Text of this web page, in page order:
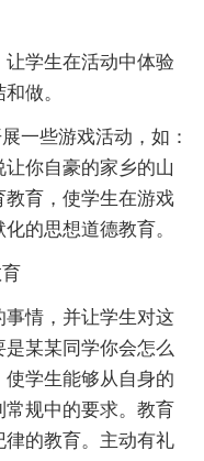
学生在活动中体验
做。
些游戏活动，如：
你自豪的家乡的山
育，使学生在游戏
的思想道德教育。
情，并让学生对这
某某同学你会怎么
学生能够从自身的
规中的要求。教育
的教育。主动有礼